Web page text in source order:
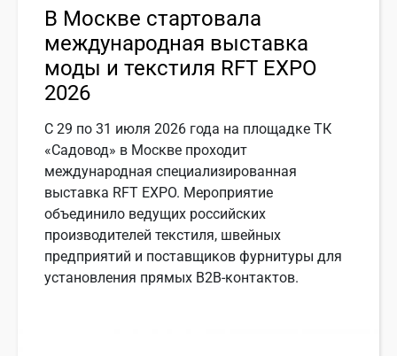
В Москве стартовала
международная выставка
моды и текстиля RFT EXPO
2026
С 29 по 31 июля 2026 года на площадке ТК
«Садовод» в Москве проходит
международная специализированная
выставка RFT EXPO. Мероприятие
объединило ведущих российских
производителей текстиля, швейных
предприятий и поставщиков фурнитуры для
установления прямых B2B-контактов.